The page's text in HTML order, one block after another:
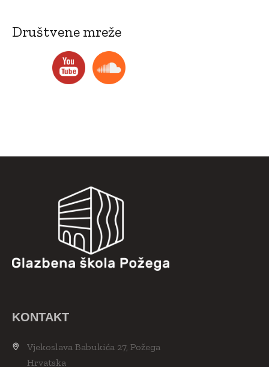
Društvene mreže
KONTAKT
Vjekoslava Babukića 27, Požega
Hrvatska